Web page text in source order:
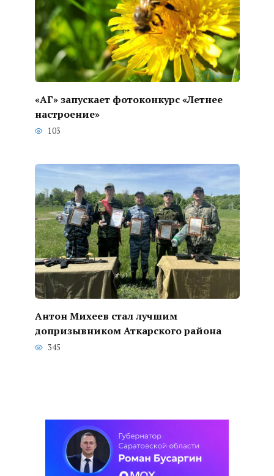
«АГ» запускает фотоконкурс «Летнее
настроение»
103
Антон Михеев стал лучшим
допризывником Аткарского района
345